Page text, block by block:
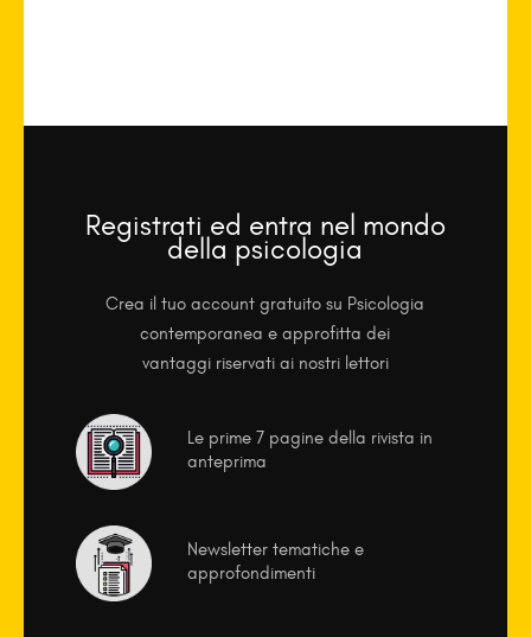
Registrati ed entra nel mondo
della psicologia
Crea il tuo account gratuito su Psicologia
contemporanea e approfitta dei
vantaggi riservati ai nostri lettori
Le prime 7 pagine della rivista in
anteprima
Newsletter tematiche e
approfondimenti